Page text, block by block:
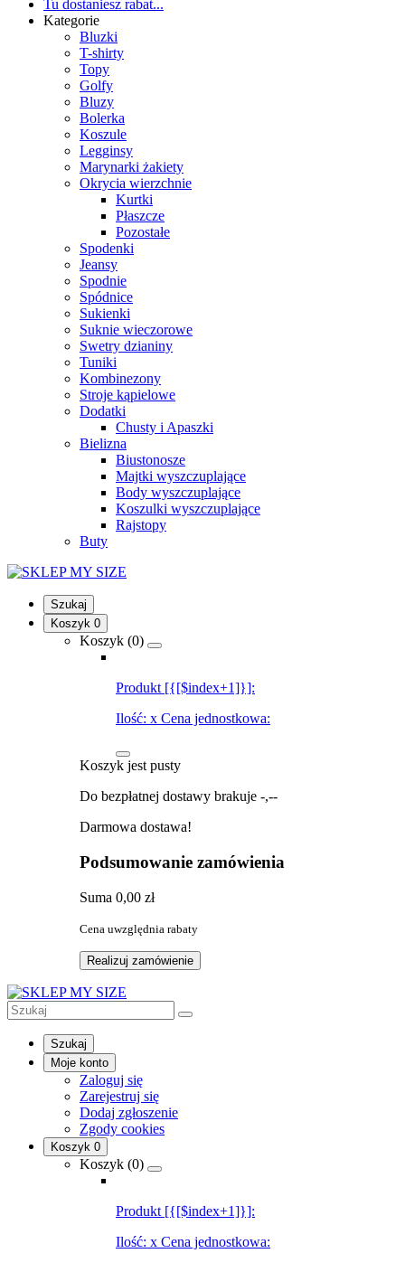
Tu dostaniesz rabat...
Kategorie
Bluzki
T-shirty
Topy
Golfy
Bluzy
Bolerka
Koszule
Legginsy
Marynarki żakiety
Okrycia wierzchnie
Kurtki
Płaszcze
Pozostałe
Spodenki
Jeansy
Spodnie
Spódnice
Sukienki
Suknie wieczorowe
Swetry dzianiny
Tuniki
Kombinezony
Stroje kąpielowe
Dodatki
Chusty i Apaszki
Bielizna
Biustonosze
Majtki wyszczuplające
Body wyszczuplające
Koszulki wyszczuplające
Rajstopy
Buty
Szukaj
Koszyk 0
Koszyk (0)
Produkt [{[$index+1]}]:
Ilość: x Cena jednostkowa:
Koszyk jest pusty
Do bezpłatnej dostawy brakuje -,--
Darmowa dostawa!
Podsumowanie zamówienia
Suma 0,00 zł
Cena uwzględnia rabaty
Realizuj zamówienie
Szukaj
Moje konto
Zaloguj się
Zarejestruj się
Dodaj zgłoszenie
Zgody cookies
Koszyk 0
Koszyk (0)
Produkt [{[$index+1]}]:
Ilość: x Cena jednostkowa: